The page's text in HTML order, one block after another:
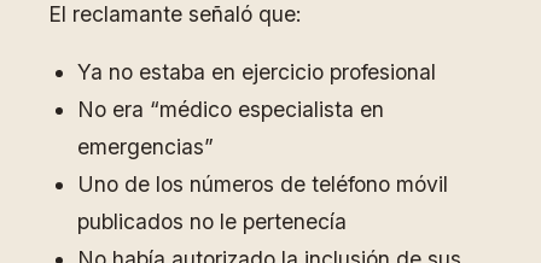
El reclamante señaló que:
Ya no estaba en ejercicio profesional
No era “médico especialista en
emergencias”
Uno de los números de teléfono móvil
publicados no le pertenecía